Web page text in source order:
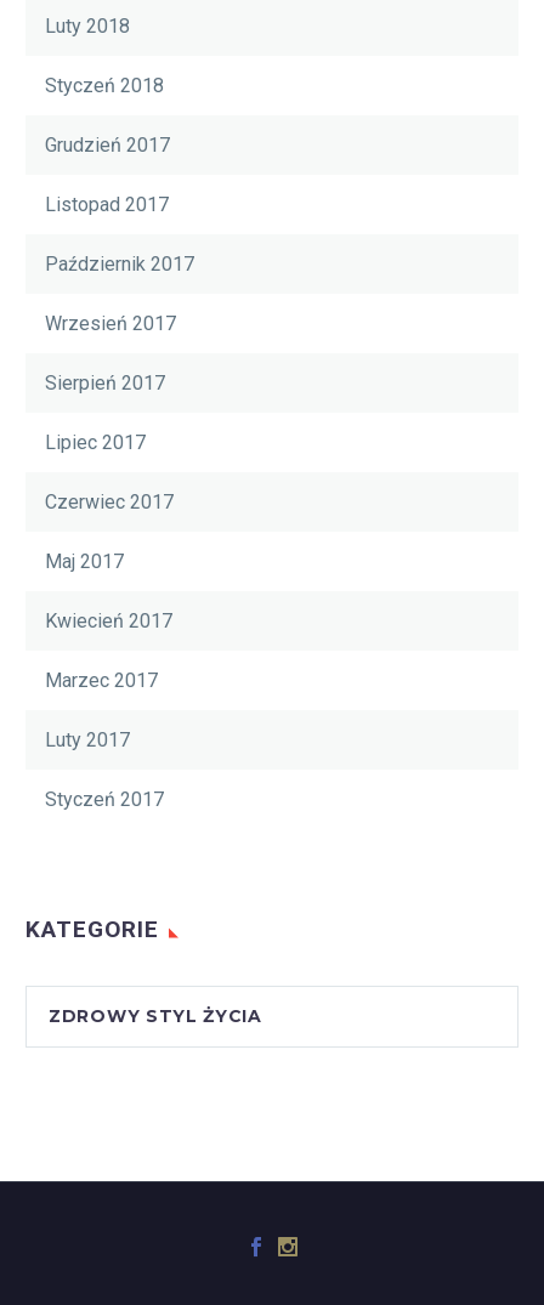
Luty 2018
Styczeń 2018
Grudzień 2017
Listopad 2017
Październik 2017
Wrzesień 2017
Sierpień 2017
Lipiec 2017
Czerwiec 2017
Maj 2017
Kwiecień 2017
Marzec 2017
Luty 2017
Styczeń 2017
KATEGORIE
ZDROWY STYL ŻYCIA